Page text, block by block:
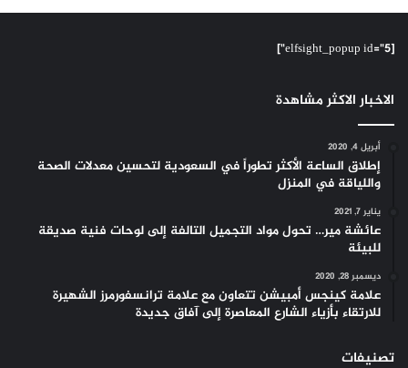
[elfsight_popup id="5"]
الاخبار الاكثر مشاهدة
أبريل 4, 2020
إطلاق الساعة الأكثر تطوراً في السعودية لتحسين معدلات الصحة
واللياقة في المنزل
يناير 7, 2021
عائشة مير… تحول مواد التجميل التالفة إلى لوحات فنية صديقة
للبيئة
ديسمبر 28, 2020
علامة كينجس أمبيشن تتعاون مع علامة ترانسفورمرز الشهيرة
للارتقاء بأزياء الشارع المعاصرة إلى آفاق جديدة
تصنيفات